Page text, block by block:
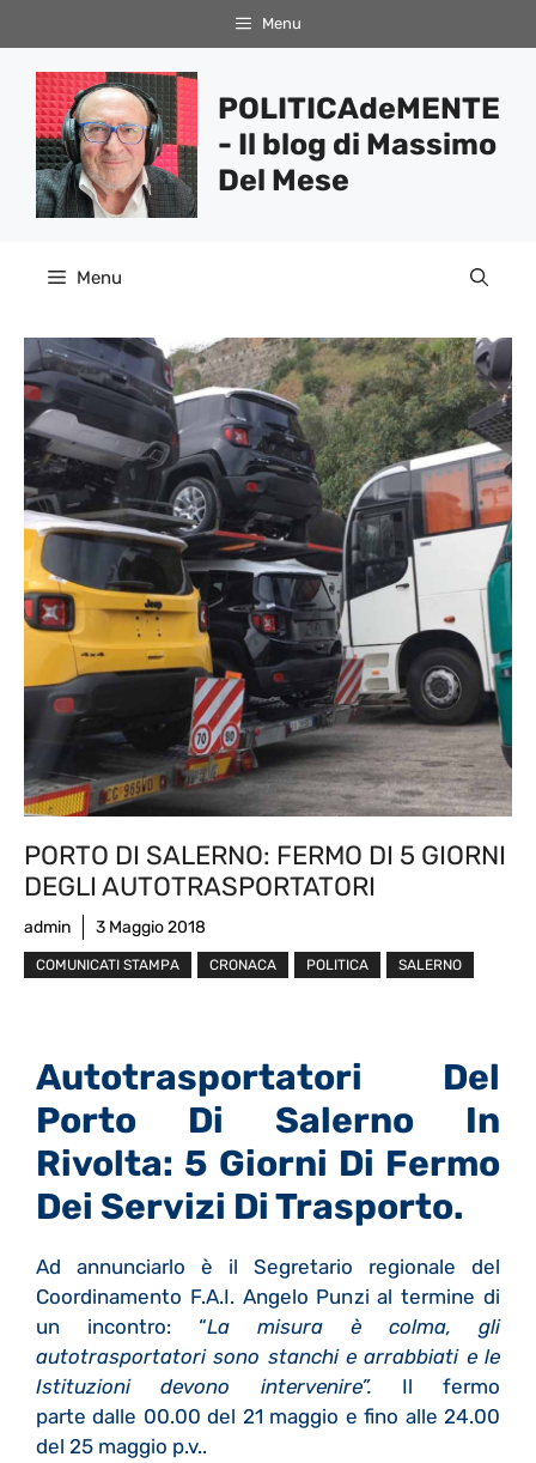
al
contenuto
Menu
POLITICAdeMENTE
- Il blog di Massimo
Del Mese
Menu
PORTO DI SALERNO: FERMO DI 5 GIORNI
DEGLI AUTOTRASPORTATORI
admin 3 Maggio 2018
COMUNICATI STAMPA CRONACA POLITICA SALERNO
Autotrasportatori Del
Porto Di Salerno In
Rivolta: 5 Giorni Di Fermo
Dei Servizi Di Trasporto.
Ad annunciarlo è il Segretario regionale del
Coordinamento F.A.I. Angelo Punzi al termine di
un incontro: “La misura è colma, gli
autotrasportatori sono stanchi e arrabbiati e le
Istituzioni devono intervenire”. Il fermo
parte dalle 00.00 del 21 maggio e fino alle 24.00
del 25 maggio p.v..